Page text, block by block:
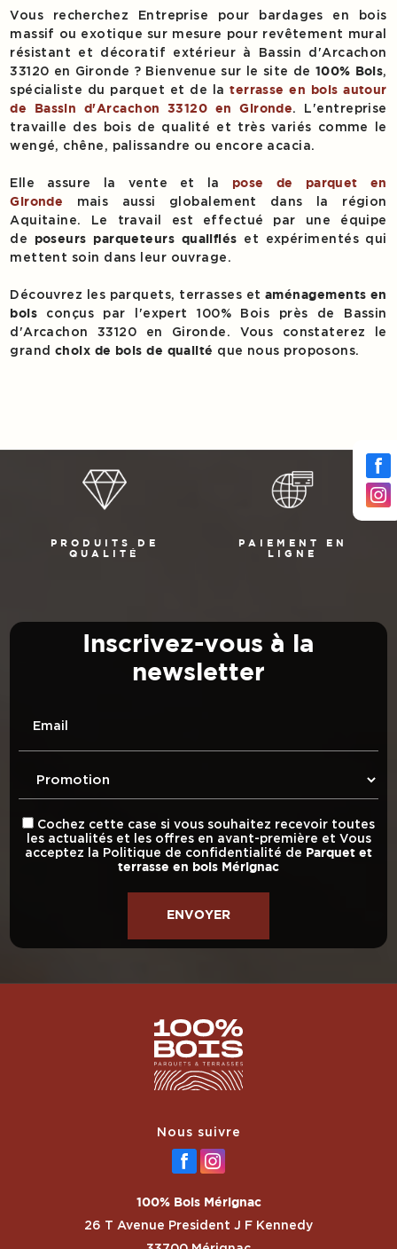
Vous recherchez Entreprise pour bardages en bois
massif ou exotique sur mesure pour revêtement mural
résistant et décoratif extérieur à Bassin d'Arcachon
33120 en Gironde ? Bienvenue sur le site de 100% Bois,
spécialiste du parquet et de laterrasse en bois autour
de Bassin d'Arcachon 33120 en Gironde. L'entreprise
travaille des bois de qualité et très variés comme le
wengé, chêne, palissandre ou encore acacia.
Elle assure la vente et la
pose de parquet en
Gironde
mais aussi globalement dans la région
Aquitaine. Le travail est effectué par une équipe
de
poseurs parqueteurs qualifiés
et expérimentés qui
mettent soin dans leur ouvrage.
Découvrez les parquets, terrasses etaménagements en
bois conçus par l'expert 100% Bois près de Bassin
d'Arcachon 33120 en Gironde. Vous constaterez le
grand choix de bois de qualité que nous proposons.
PRODUITS DE
QUALITÉ
PAIEMENT EN
LIGNE
Inscrivez-vous à la
newsletter
Email
Cochez cette case si vous souhaitez recevoir toutes
les actualités et les offres en avant-première et Vous
acceptez la Politique de confidentialité de
Parquet et
terrasse en bois Mérignac
Nous suivre
100% Bois Mérignac
26 T Avenue President J F Kennedy